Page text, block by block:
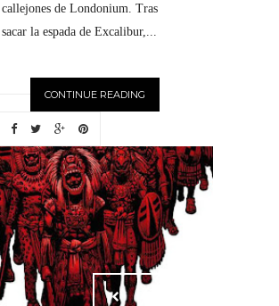
callejones de Londonium. Tras
sacar la espada de Excalibur,...
CONTINUE READING